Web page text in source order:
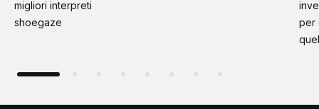
migliori interpreti
shoegaze
per